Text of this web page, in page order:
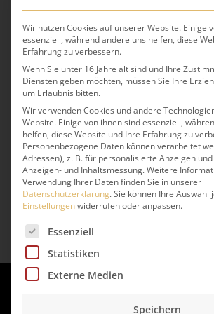
Einsteiger
Weiterlesen
Wir nutzen Cookies auf unserer Website. Einige
essenziell, während andere uns helfen, diese
Erfahrung zu verbessern.
Wenn Sie unter 16 Jahre alt sind und Ihre
Diensten geben möchten, müssen Sie Ihre
um Erlaubnis bitten.
Wir verwenden Cookies und andere
Website. Einige von ihnen sind essenziell,
helfen, diese Website und Ihre Erfahrung zu
Personenbezogene Daten können verarbeitet
Adressen), z. B. für personalisierte Anzeigen
Anzeigen- und Inhaltsmessung.Weitere
Verwendung Ihrer Daten finden Sie in unserer
Datenschutzerklärung.Sie können Ihre Auswahl
Einstellungenwiderrufen oder anpassen.
Es folgt eine Liste der Service-
Essenziell
Statistiken
Externe Medien
Speichern